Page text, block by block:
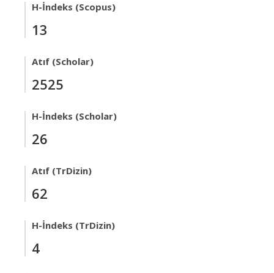
H-İndeks (Scopus)
13
Atıf (Scholar)
2525
H-İndeks (Scholar)
26
Atıf (TrDizin)
62
H-İndeks (TrDizin)
4